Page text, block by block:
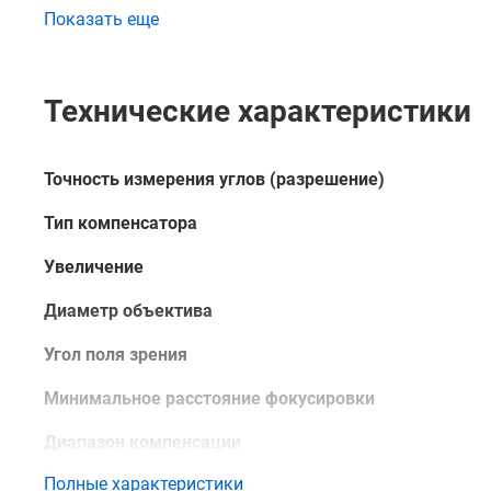
об особенностях и преимуществах данного изделия
Показать еще
Технические характеристики
Точность измерения углов (разрешение)
Тип компенсатора
Увеличение
Диаметр объектива
Угол поля зрения
Минимальное расстояние фокусировки
Диапазон компенсации
Тип центрира (отвес)
Полные характеристики